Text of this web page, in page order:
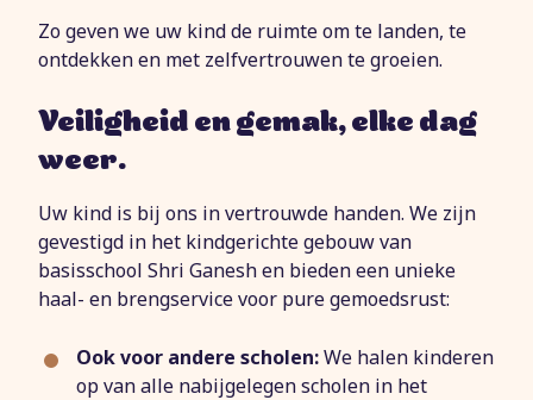
Zo geven we uw kind de ruimte om te landen, te
ontdekken en met zelfvertrouwen te groeien.
Veiligheid en gemak, elke dag
weer.
Uw kind is bij ons in vertrouwde handen. We zijn
gevestigd in het kindgerichte gebouw van
basisschool Shri Ganesh en bieden een unieke
haal- en brengservice voor pure gemoedsrust:
Ook voor andere scholen:We halen kinderen
op van alle nabijgelegen scholen in het